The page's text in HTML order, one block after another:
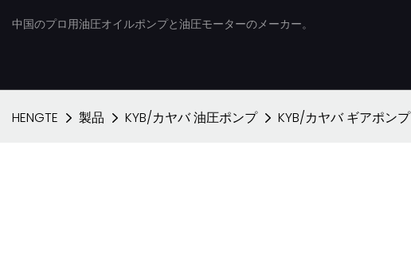
中国のプロ用油圧オイルポンプと油圧モーターのメーカー。
HENGTE 製品 KYB/カヤバ 油圧ポンプ KYB/カヤバ ギアポンプ